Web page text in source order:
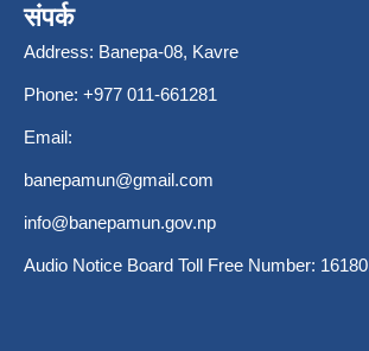
संपर्क
Address: Banepa-08, Kavre
Phone: +977 011-661281
Email:
banepamun@gmail.com
info@banepamun.gov.np
Audio Notice Board Toll Free Number: